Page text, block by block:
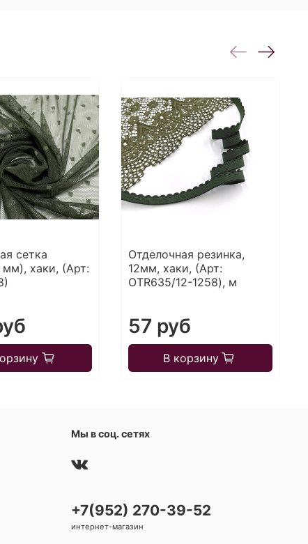
сетка
хаки, (Арт:
Отделочная резинка,
12мм, хаки, (Арт:
OTR635/12-1258), м
57 руб
В корзину
Мы в соц. сетях
+7(952) 270-39-52
интернет-магазин